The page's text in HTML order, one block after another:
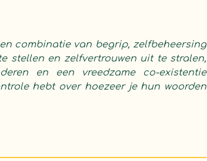
combinatie van begrip, zelfbeheersing
stellen en zelfvertrouwen uit te stralen,
en een vreedzame co-existentie
hebt over hoezeer je hun woorden